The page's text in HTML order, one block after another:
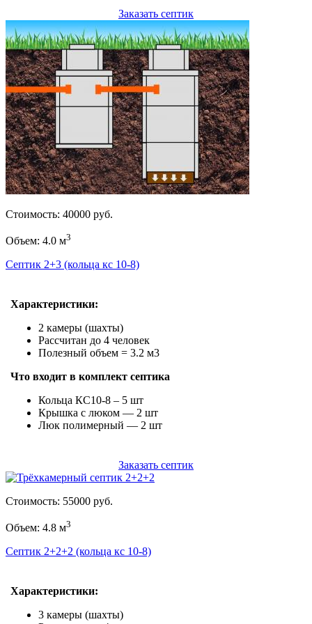
Заказать септик
Стоимость: 40000 руб.
Объем: 4.0 м3
Септик 2+3 (кольца кс 10-8)
Характеристики:
2 камеры (шахты)
Рассчитан до 4 человек
Полезный объем = 3.2 м3
Что входит в комплект септика
Кольца КС10-8 – 5 шт
Крышка с люком — 2 шт
Люк полимерный — 2 шт
Заказать септик
Стоимость: 55000 руб.
Объем: 4.8 м3
Септик 2+2+2 (кольца кс 10-8)
Характеристики:
3 камеры (шахты)